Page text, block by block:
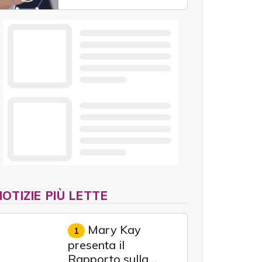
PIÙ LETTE
1 Mary Kay
presenta il
Rapporto sulla